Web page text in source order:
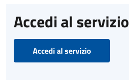
Accedi al servizio
Accedi al servizio